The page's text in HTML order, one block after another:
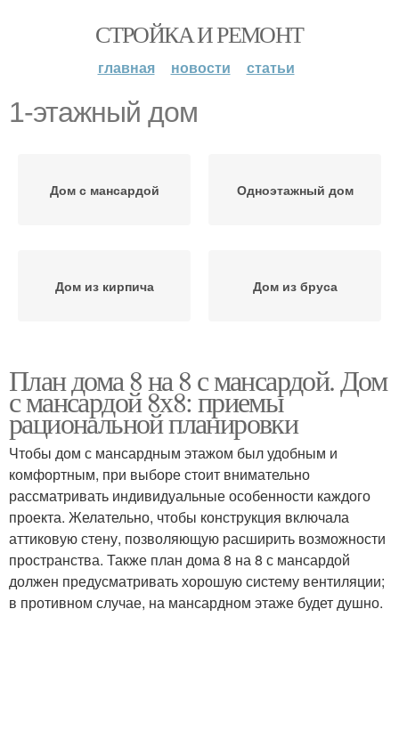
СТРОЙКА И РЕМОНТ
главная новости статьи
1-этажный дом
Дом с мансардой Одноэтажный дом
Дом из кирпича Дом из бруса
План дома 8 на 8 с мансардой. Дом
с мансардой 8х8: приемы
рациональной планировки
Чтобы дом с мансардным этажом был удобным и
комфортным, при выборе стоит внимательно
рассматривать индивидуальные особенности каждого
проекта. Желательно, чтобы конструкция включала
аттиковую стену, позволяющую расширить возможности
пространства. Также план дома 8 на 8 с мансардой
должен предусматривать хорошую систему вентиляции;
в противном случае, на мансардном этаже будет душно.